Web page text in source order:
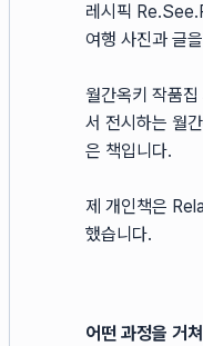
레시픽
여행 사진과 글
월간옥키 작품
서 전시하는 월
은 책입니다.
제 개인책은
했습니다.
어떤 과정을 거